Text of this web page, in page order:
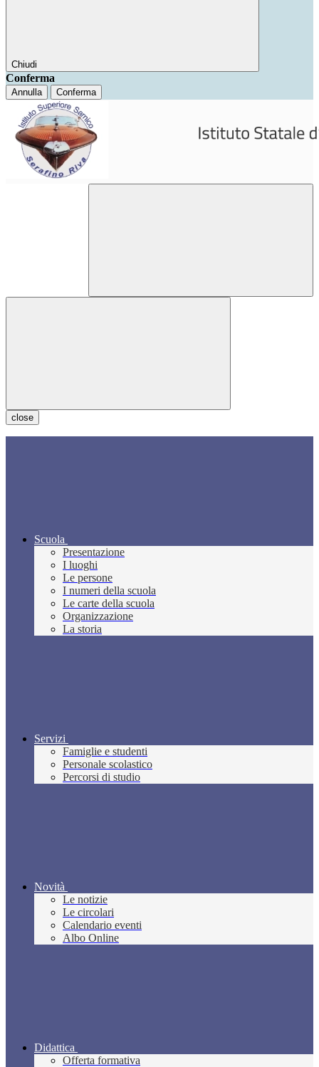
Chiudi
Conferma
Annulla Conferma
close
Scuola
Presentazione
I luoghi
Le persone
I numeri della scuola
Le carte della scuola
Organizzazione
La storia
Servizi
Famiglie e studenti
Personale scolastico
Percorsi di studio
Novità
Le notizie
Le circolari
Calendario eventi
Albo Online
Didattica
Offerta formativa